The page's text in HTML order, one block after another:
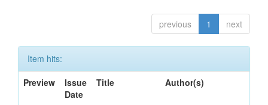
previous 1 next
Item hits:
Preview
Issue
Date
Title Author(s)